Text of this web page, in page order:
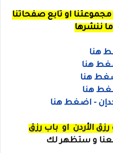
او تابع صفحاتنا
ننشرها
هنا
هنا
هنا
هنا
- اضغط هنا
الأردن او باب رزق
و ستظهر لك